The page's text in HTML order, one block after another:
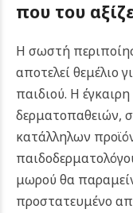
που του
Η σωστή
αποτελεί θεμέλιο
παιδιού. Η
δερματοπαθειών,
κατάλληλων
μωρού θα
προστατευμένο